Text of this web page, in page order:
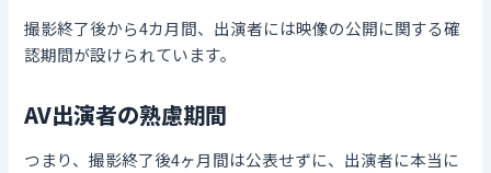
撮影終了後から4カ月間、出演者には映像の公開に関する確
認期間が設けられています。
AV出演者の熟慮期間
つまり、撮影終了後4ヶ月間は公表せずに、出演者に本当に